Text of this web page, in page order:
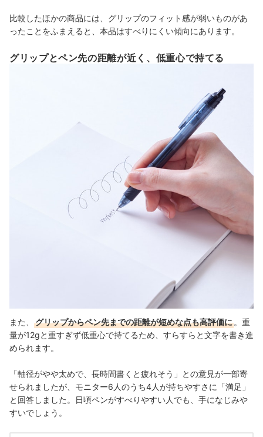
比較したほかの商品には、グリップのフィット感が弱いものがあ
ったことをふまえると、本品はすべりにくい傾向にあります。
グリップとペン先の距離が近く、低重心で持てる
また、 グリップからペン先までの距離が短めな点も高評価に 。重
量が12gと重すぎず低重心で持てるため、すらすらと文字を書き進
められます。
「軸径がやや太めで、長時間書くと疲れそう」との意見が一部寄
せられましたが、モニター6人のうち4人が持ちやすさに「満足」
と回答しました。日頃ペンがすべりやすい人でも、手になじみや
すいでしょう。